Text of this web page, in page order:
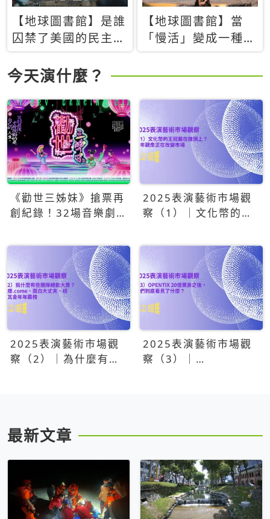
【地球圖書館】是誰
囚禁了美國的民主？
當民主威脅到特權，
經濟學家長達半世紀
的反撲計畫
【地球圖書館】當
「慢活」變成一種商
品：社群時代，資本
主義如何包裝你的休
今天演什麼？
《勸世三姊妹》搶票再
創紀錄！32場音樂劇
2025表演藝術市場觀
察（1）｜文化幣的王
眾正在改變市場
2025表演藝術市場觀
察（2）｜為什麼有些
2025表演藝術市場觀
察（3）｜
最新文章